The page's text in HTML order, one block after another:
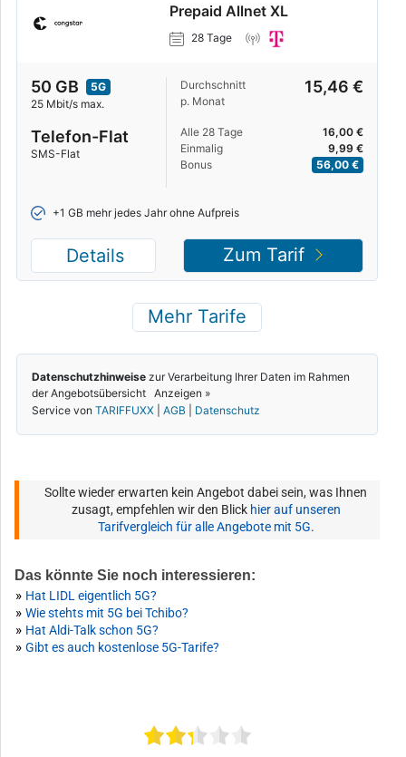
Sollte wieder erwarten kein Angebot dabei sein, was Ihnen
zusagt, empfehlen wir den Blick hier auf unseren
Tarifvergleich für alle Angebote mit 5G.
Das könnte Sie noch interessieren:
» Hat LIDL eigentlich 5G?
» Wie stehts mit 5G bei Tchibo?
» Hat Aldi-Talk schon 5G?
» Gibt es auch kostenlose 5G-Tarife?